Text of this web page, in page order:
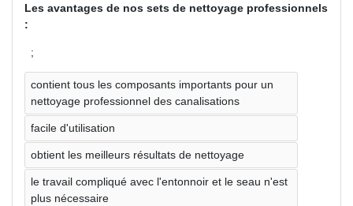
Les avantages de nos sets de nettoyage professionnels
:
;
contient tous les composants importants pour un
nettoyage professionnel des canalisations
facile d'utilisation
obtient les meilleurs résultats de nettoyage
le travail compliqué avec l'entonnoir et le seau n'est
plus nécessaire